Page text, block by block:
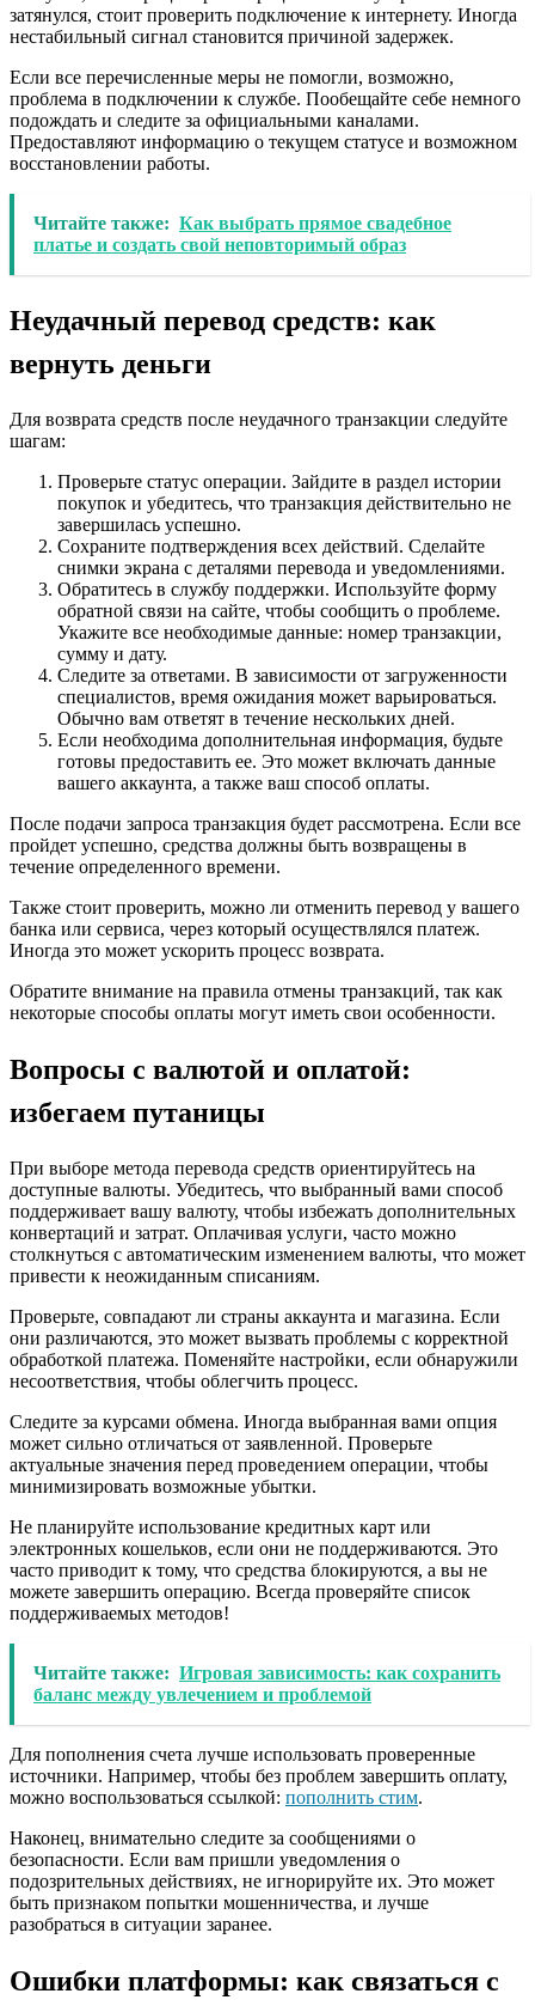
затянулся, стоит проверить подключение к интернету. Иногда
нестабильный сигнал становится причиной задержек.
Если все перечисленные меры не помогли, возможно,
проблема в подключении к службе. Пообещайте себе немного
подождать и следите за официальными каналами.
Предоставляют информацию о текущем статусе и возможном
восстановлении работы.
Читайте также: Как выбрать прямое свадебное
платье и создать свой неповторимый образ
Неудачный перевод средств: как
вернуть деньги
Для возврата средств после неудачного транзакции следуйте
шагам:
Проверьте статус операции. Зайдите в раздел истории
покупок и убедитесь, что транзакция действительно не
завершилась успешно.
Сохраните подтверждения всех действий. Сделайте
снимки экрана с деталями перевода и уведомлениями.
Обратитесь в службу поддержки. Используйте форму
обратной связи на сайте, чтобы сообщить о проблеме.
Укажите все необходимые данные: номер транзакции,
сумму и дату.
Следите за ответами. В зависимости от загруженности
специалистов, время ожидания может варьироваться.
Обычно вам ответят в течение нескольких дней.
Если необходима дополнительная информация, будьте
готовы предоставить ее. Это может включать данные
вашего аккаунта, а также ваш способ оплаты.
После подачи запроса транзакция будет рассмотрена. Если все
пройдет успешно, средства должны быть возвращены в
течение определенного времени.
Также стоит проверить, можно ли отменить перевод у вашего
банка или сервиса, через который осуществлялся платеж.
Иногда это может ускорить процесс возврата.
Обратите внимание на правила отмены транзакций, так как
некоторые способы оплаты могут иметь свои особенности.
Вопросы с валютой и оплатой:
избегаем путаницы
При выборе метода перевода средств ориентируйтесь на
доступные валюты. Убедитесь, что выбранный вами способ
поддерживает вашу валюту, чтобы избежать дополнительных
конвертаций и затрат. Оплачивая услуги, часто можно
столкнуться с автоматическим изменением валюты, что может
привести к неожиданным списаниям.
Проверьте, совпадают ли страны аккаунта и магазина. Если
они различаются, это может вызвать проблемы с корректной
обработкой платежа. Поменяйте настройки, если обнаружили
несоответствия, чтобы облегчить процесс.
Следите за курсами обмена. Иногда выбранная вами опция
может сильно отличаться от заявленной. Проверьте
актуальные значения перед проведением операции, чтобы
минимизировать возможные убытки.
Не планируйте использование кредитных карт или
электронных кошельков, если они не поддерживаются. Это
часто приводит к тому, что средства блокируются, а вы не
можете завершить операцию. Всегда проверяйте список
поддерживаемых методов!
Читайте также: Игровая зависимость: как сохранить
баланс между увлечением и проблемой
Для пополнения счета лучше использовать проверенные
источники. Например, чтобы без проблем завершить оплату,
можно воспользоваться ссылкой: пополнить стим.
Наконец, внимательно следите за сообщениями о
безопасности. Если вам пришли уведомления о
подозрительных действиях, не игнорируйте их. Это может
быть признаком попытки мошенничества, и лучше
разобраться в ситуации заранее.
Ошибки платформы: как связаться с